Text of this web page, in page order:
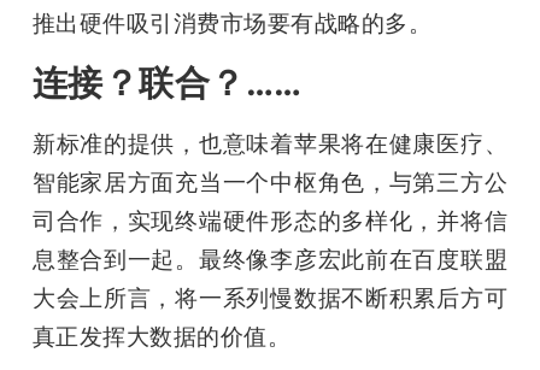
推出硬件吸引消费市场要有战略的多。
连接？联合？……
新标准的提供，也意味着苹果将在健康医疗、
智能家居方面充当一个中枢角色，与第三方公
司合作，实现终端硬件形态的多样化，并将信
息整合到一起。最终像李彦宏此前在百度联盟
大会上所言，将一系列慢数据不断积累后方可
真正发挥大数据的价值。